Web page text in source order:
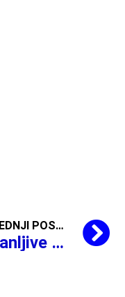
NASLEDNJI POSNETEK
Za ranljive skupine, Polona Vetrih bere,